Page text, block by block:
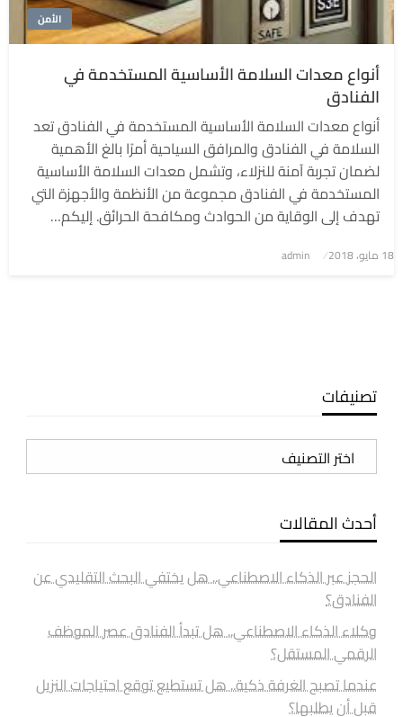
الأمن
أنواع معدات السلامة الأساسية المستخدمة في
الفنادق
أنواع معدات السلامة الأساسية المستخدمة في الفنادق تعد
السلامة في الفنادق والمرافق السياحية أمرًا بالغ الأهمية
لضمان تجربة آمنة للنزلاء، وتشمل معدات السلامة الأساسية
المستخدمة في الفنادق مجموعة من الأنظمة والأجهزة التي
تهدف إلى الوقاية من الحوادث ومكافحة الحرائق. إليكم…
نُشر
18 مايو، 2018 admin
تصنيفات
تصنيفات
أحدث المقالات
الحجز عبر الذكاء الاصطناعي.. هل يختفي البحث التقليدي عن
الفنادق؟
وكلاء الذكاء الاصطناعي.. هل تبدأ الفنادق عصر الموظف
الرقمي المستقل؟
عندما تصبح الغرفة ذكية.. هل تستطيع توقع احتياجات النزيل
قبل أن يطلبها؟